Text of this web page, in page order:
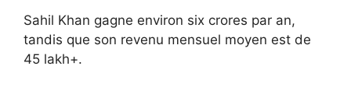
Sahil Khan gagne environ six crores par an,
tandis que son revenu mensuel moyen est de
45 lakh+.